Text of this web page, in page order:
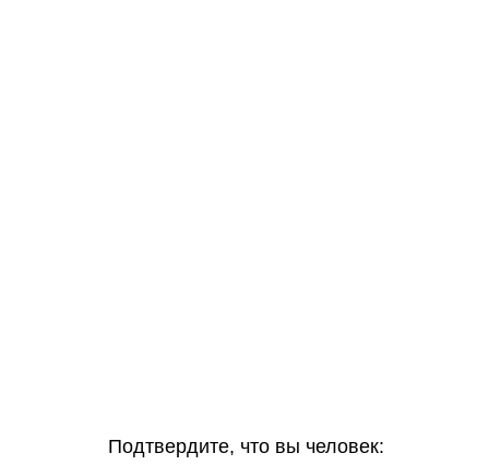
Подтвердите, что вы человек: